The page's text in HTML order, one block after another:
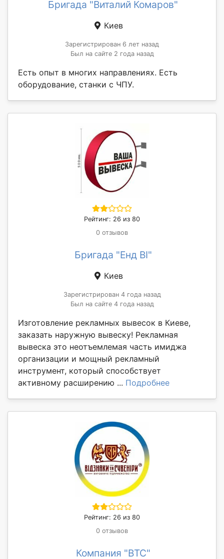
Бригада "Виталий Комаров"
Киев
Зарегистрирован 6 лет назад
Был на сайте 2 года назад
Есть опыт в многих направлениях. Есть
оборудование, станки с ЧПУ.
Рейтинг: 26 из 80
0 отзывов
Бригада "Енд ВІ"
Киев
Зарегистрирован 4 года назад
Был на сайте 4 года назад
Изготовление рекламных вывесок в Киеве,
заказать наружную вывеску! Рекламная
вывеска это неотъемлемая часть имиджа
организации и мощный рекламный
инструмент, который способствует
активному расширению ... Подробнее
Рейтинг: 26 из 80
0 отзывов
Компания "ВТС"